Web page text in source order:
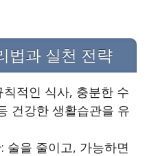
법과 실천 전략
적인 식사, 충분한 수
건강한 생활습관을 유
술을 줄이고, 가능하면